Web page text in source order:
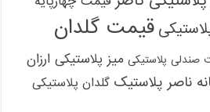
قیمت گلدان
پلاستیکی میز پلاستیکی ارزان
ناصر پلاستیک گلدان پلاستیکی